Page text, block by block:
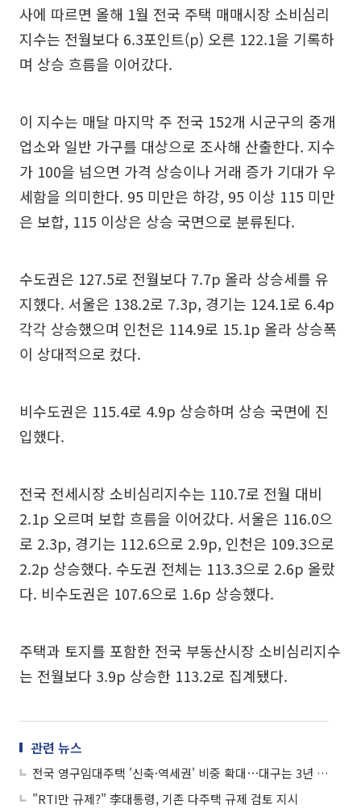
사에 따르면 올해 1월 전국 주택 매매시장 소비심리
지수는 전월보다 6.3포인트(p) 오른 122.1을 기록하
며 상승 흐름을 이어갔다.
이 지수는 매달 마지막 주 전국 152개 시군구의 중개
업소와 일반 가구를 대상으로 조사해 산출한다. 지수
가 100을 넘으면 가격 상승이나 거래 증가 기대가 우
세함을 의미한다. 95 미만은 하강, 95 이상 115 미만
은 보합, 115 이상은 상승 국면으로 분류된다.
수도권은 127.5로 전월보다 7.7p 올라 상승세를 유
지했다. 서울은 138.2로 7.3p, 경기는 124.1로 6.4p
각각 상승했으며 인천은 114.9로 15.1p 올라 상승폭
이 상대적으로 컸다.
비수도권은 115.4로 4.9p 상승하며 상승 국면에 진
입했다.
전국 전세시장 소비심리지수는 110.7로 전월 대비
2.1p 오르며 보합 흐름을 이어갔다. 서울은 116.0으
로 2.3p, 경기는 112.6으로 2.9p, 인천은 109.3으로
2.2p 상승했다. 수도권 전체는 113.3으로 2.6p 올랐
다. 비수도권은 107.6으로 1.6p 상승했다.
주택과 토지를 포함한 전국 부동산시장 소비심리지수
는 전월보다 3.9p 상승한 113.2로 집계됐다.
관련 뉴스
전국 영구임대주택 '신축·역세권' 비중 확대⋯대구는 3년 연속 공급 증가
"RTI만 규제?" 李대통령, 기존 다주택 규제 검토 지시